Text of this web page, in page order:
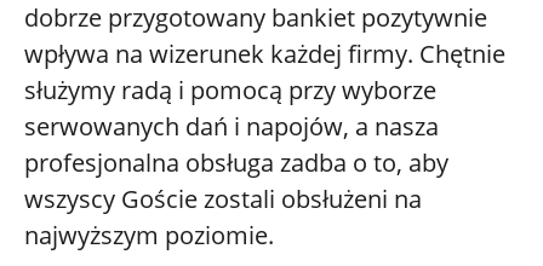
dobrze przygotowany bankiet pozytywnie
wpływa na wizerunek każdej firmy. Chętnie
służymy radą i pomocą przy wyborze
serwowanych dań i napojów, a nasza
profesjonalna obsługa zadba o to, aby
wszyscy Goście zostali obsłużeni na
najwyższym poziomie.